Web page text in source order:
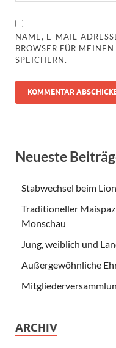
NAME, E-MAIL-
BROWSER FÜR
SPEICHERN.
Neueste
Stabwechsel beim
Traditioneller
Monschau
Jung, weiblich und
Außergewöhnliche
ARCHIV